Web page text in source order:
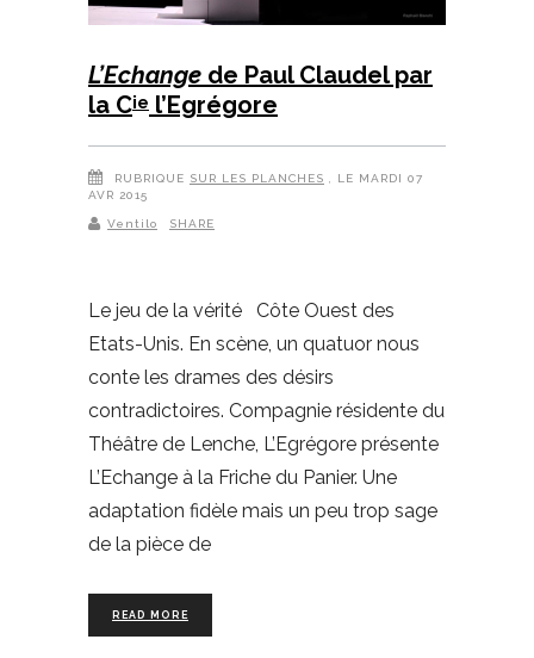
L’Echange de Paul Claudel par
la Cie l’Egrégore
RUBRIQUE SUR LES PLANCHES
, LE MARDI 07
AVR 2015
Ventilo SHARE
Le jeu de la vérité Côte Ouest des
Etats-Unis. En scène, un quatuor nous
conte les drames des désirs
contradictoires. Compagnie résidente du
Théâtre de Lenche, L’Egrégore présente
L’Echange à la Friche du Panier. Une
adaptation fidèle mais un peu trop sage
de la pièce de
READ MORE